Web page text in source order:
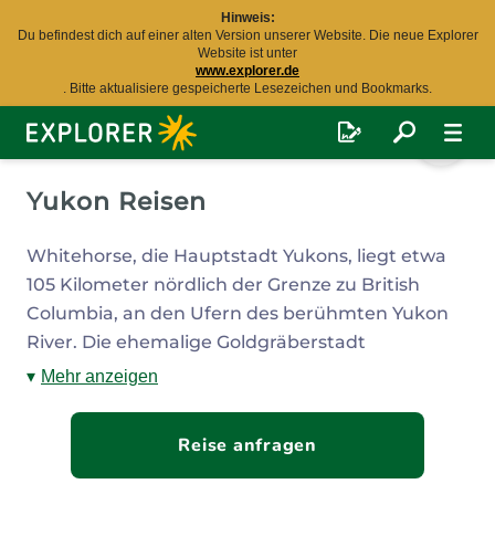
Hinweis:
Du befindest dich auf einer alten Version unserer Website. Die neue Explorer
Website ist unter
www.explorer.de
. Bitte aktualisiere gespeicherte Lesezeichen und Bookmarks.
Explorer
Fernreisen
Yukon Reisen
Whitehorse, die Hauptstadt Yukons, liegt etwa
105 Kilometer nördlich der Grenze zu British
Columbia, an den Ufern des berühmten Yukon
River. Die ehemalige Goldgräberstadt
beeindruckt mit einer der spektakulärsten
Berggipfel und klare, kalte Bergseen lassen
jeden Besucher bei einer Yukon Reise das wahre
Mehr anzeigen
Reise anfragen